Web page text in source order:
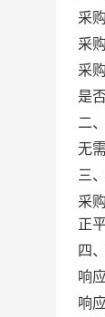
采
采
采
是
二
无
三
采
正
四
响
响